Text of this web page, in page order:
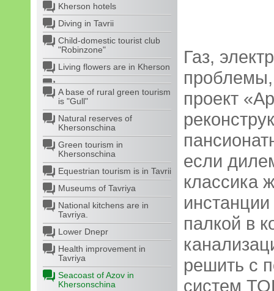
Kherson hotels
Diving in Tavrii
Child-domestic tourist club
"Robinzone"
Living flowers are in Kherson
A base of rural green tourism
is "Gull"
Natural reserves of
Khersonschina
Green tourism in
Khersonschina
Equestrian tourism is in Tavrii
Museums of Tavriya
National kitchens are in
Tavriya.
Lower Dnepr
Health improvement in
Tavriya
Seacoast of Azov in
Khersonschina
Газ,
проблемы,
проект
если
классика
палкой в
решить с
систем